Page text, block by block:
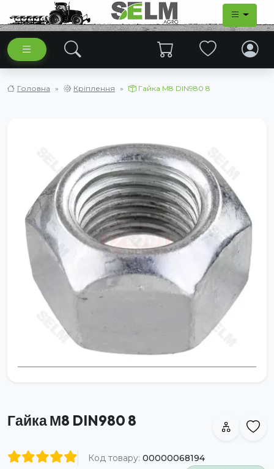
Головна Кріплення Гайка М8 DIN980 8
Гайка М8 DIN980 8
Код товару: 00000068194